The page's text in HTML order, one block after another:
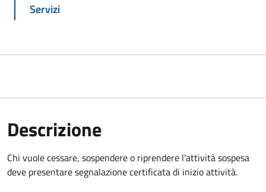
Servizi
Descrizione
Chi vuole cessare, sospendere o riprendere l'attività sospesa
deve presentaresegnalazione certificata di inizio attività.